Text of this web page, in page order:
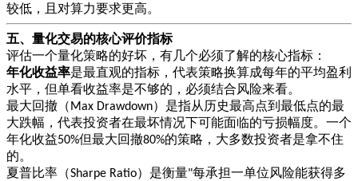
较低，且对算力要求更高。
五、量化交易的核心评价指标
评估一个量化策略的好坏，有几个必须了解的核心指标：
年化收益率是最直观的指标，代表策略换算成每年的平均盈利
水平，但单看收益率是不够的，必须结合风险来看。
最大回撤（ Max Drawdown）是指从历史最高点到最低点的最
大跌幅，代表投资者在最坏情况下可能面临的亏损幅度。一个
年化收益50%但最大回撤80%的策略，大多数投资者是拿不住
的。
夏普比率（Sharpe Ratio）是衡量"每承担一单位风险能获得多